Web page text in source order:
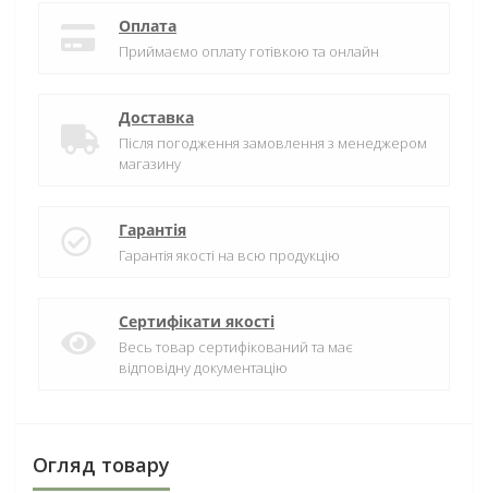
Оплата
Приймаємо оплату готівкою та онлайн
Доставка
Після погодження замовлення з менеджером
магазину
Гарантія
Гарантія якості на всю продукцію
Сертифікати якості
Весь товар сертифікований та має
відповідну документацію
Огляд товару